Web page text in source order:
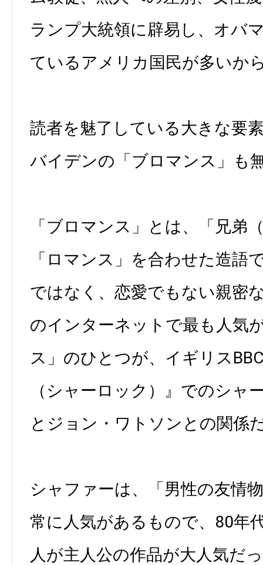
ランプ大統領に辟易し、オバ
ているアメリカ国民が多いか
読者を魅了している大きな要
バイデンの「ブロマンス」も
「ブロマンス」とは、「兄弟
「ロマンス」を合わせた造語
ではなく、恋愛でもない親密
のインターネットで最も人気
ス」のひとつが、イギリス
（シャーロック）』でのシャ
とジョン・ワトソンとの関係
シャファーは、「男性の友情
常に人気があるもので、80年
人が主人公の作品が大人気だ